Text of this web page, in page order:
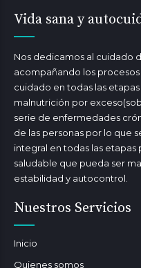
Vida sana y
Nos dedicamos al cuidado
acompañando los
cuidado en todas las
malnutrición por
serie de enfermedades
de las personas por lo que
integral en todas las
saludable que pueda ser
estabilidad y autocontrol.
Nuestros Servicios
Inicio
Quienes somos